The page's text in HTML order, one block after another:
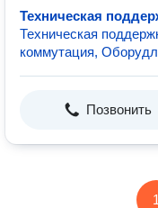
Техническая
Техническая
коммутация,
Позвонить
1